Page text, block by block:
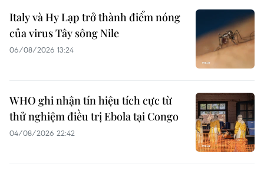
Italy và Hy Lạp trở thành điểm nóng
của virus Tây sông Nile
06/08/2026 13:24
WHO ghi nhận tín hiệu tích cực từ
thử nghiệm điều trị Ebola tại Congo
04/08/2026 22:42